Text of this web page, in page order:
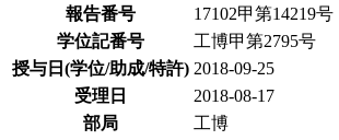
報告番号
17102甲第14219号
学位記番号
工博甲第2795号
授与日(学位/助成/特許) 2018-09-25
受理日
2018-08-17
部局
工博